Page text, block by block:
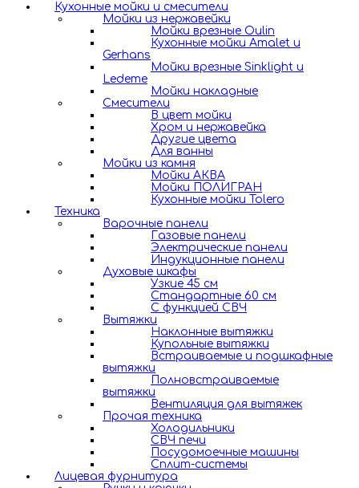
Кухонные мойки и смесители
Мойки из нержавейки
Мойки врезные Oulin
Кухонные мойки Amalet и
Gerhans
Мойки врезные Sinklight и
Ledeme
Мойки накладные
Смесители
В цвет мойки
Хром и нержавейка
Другие цвета
Для ванны
Мойки из камня
Мойки АКВА
Мойки ПОЛИГРАН
Кухонные мойки Tolero
Техника
Варочные панели
Газовые панели
Электрические панели
Индукционные панели
Духовые шкафы
Узкие 45 см
Стандартные 60 см
С функцией СВЧ
Вытяжки
Наклонные вытяжки
Купольные вытяжки
Встраиваемые и подшкафные
вытяжки
Полновстраиваемые
вытяжки
Вентиляция для вытяжек
Прочая техника
Холодильники
СВЧ печи
Посудомоечные машины
Сплит-системы
Лицевая фурнитура